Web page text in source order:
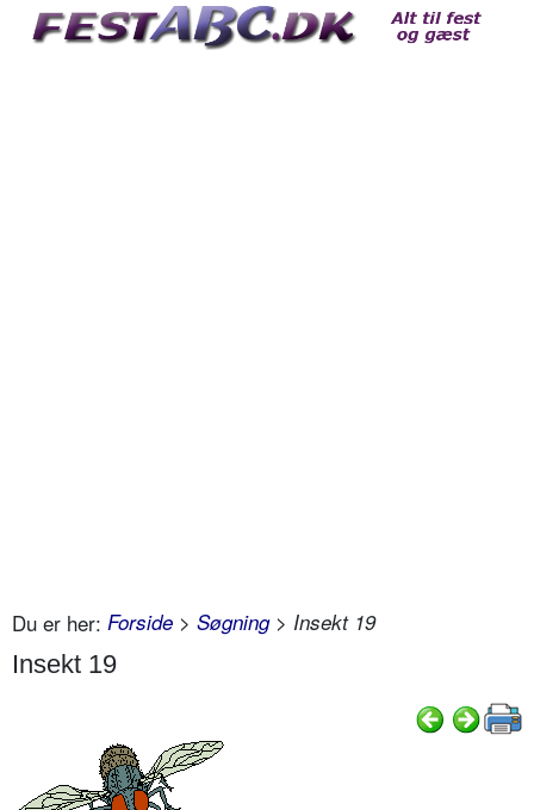
Du er her: Forside > Søgning> Insekt 19
Insekt 19